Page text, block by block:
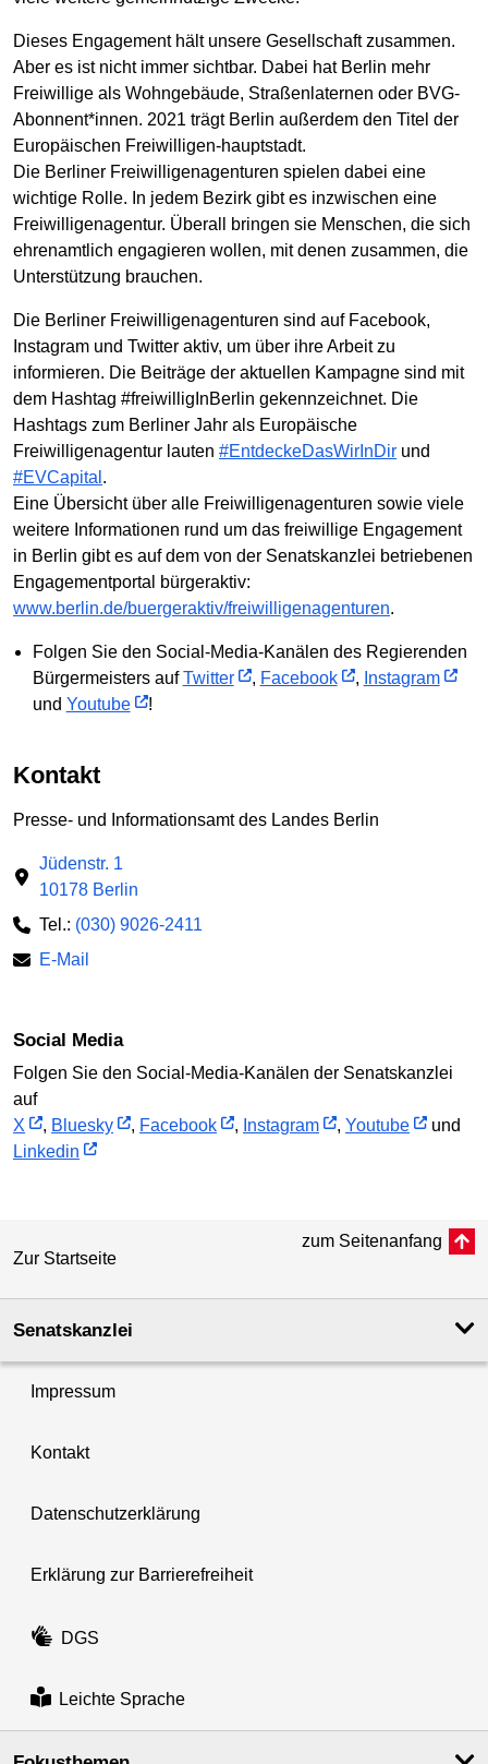
Dieses Engagement hält unsere Gesellschaft zusammen.
Aber es ist nicht immer sichtbar. Dabei hat Berlin mehr
Freiwillige als Wohngebäude, Straßenlaternen oder BVG-
Abonnent*innen. 2021 trägt Berlin außerdem den Titel der
Europäischen Freiwilligen-hauptstadt.
Die Berliner Freiwilligenagenturen spielen dabei eine
wichtige Rolle. In jedem Bezirk gibt es inzwischen eine
Freiwilligenagentur. Überall bringen sie Menschen, die sich
ehrenamtlich engagieren wollen, mit denen zusammen, die
Unterstützung brauchen.
Die Berliner Freiwilligenagenturen sind auf Facebook,
Instagram und Twitter aktiv, um über ihre Arbeit zu
informieren. Die Beiträge der aktuellen Kampagne sind mit
dem Hashtag #freiwilligInBerlin gekennzeichnet. Die
Hashtags zum Berliner Jahr als Europäische
Freiwilligenagentur lauten #EntdeckeDasWirInDir und
#EVCapital .
Eine Übersicht über alle Freiwilligenagenturen sowie viele
weitere Informationen rund um das freiwillige Engagement
in Berlin gibt es auf dem von der Senatskanzlei betriebenen
Engagementportal bürgeraktiv:
www.berlin.de/buergeraktiv/freiwilligenagenturen.
Folgen Sie den Social-Media-Kanälen des Regierenden
Bürgermeisters aufTwitter , Facebook , Instagram
und Youtube !
Kontakt
Presse- und Informationsamt des Landes Berlin
Jüdenstr. 1
10178 Berlin
Tel.: (030) 9026-2411
E-Mail
Social Media
Folgen Sie den Social-Media-Kanälen der Senatskanzlei
auf
X
, Bluesky , Facebook , Instagram , Youtube
und
Linkedin
Zur Startseite
zum Seitenanfang
Senatskanzlei
Impressum
Kontakt
Datenschutzerklärung
Erklärung zur Barrierefreiheit
DGS
Leichte Sprache